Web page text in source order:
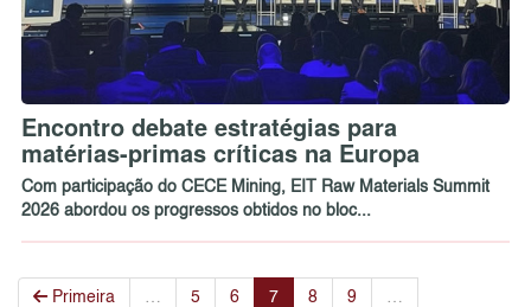
Encontro debate estratégias para
matérias-primas críticas na Europa
Com participação do CECE Mining, EIT Raw Materials Summit
2026 abordou os progressos obtidos no bloc...
Primeira 5 6 7 8 9